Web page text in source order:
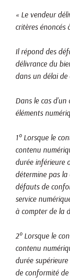
« Le vendeur
critères énoncés
Il répond des
délivrance du
dans un délai de
Dans le cas
éléments
1° Lorsque le
contenu
durée inférieure
détermine pas
défauts de
service
à compter de la
2° Lorsque le
contenu
durée
de conformité